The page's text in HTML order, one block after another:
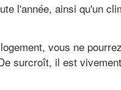
l'année, ainsi qu'un
vous ne
surcroît, il est